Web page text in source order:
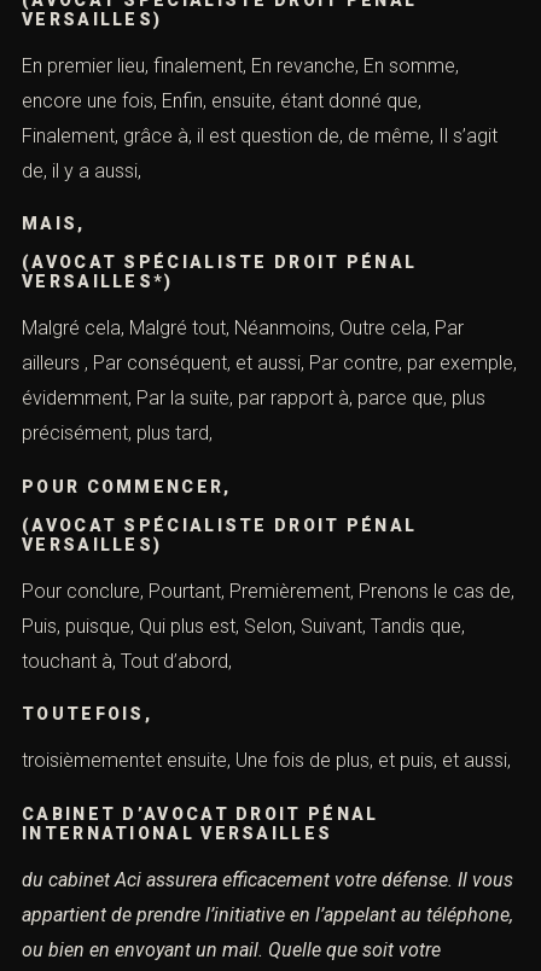
VERSAILLES)
En premier lieu, finalement, En revanche, En somme,
encore une fois, Enfin, ensuite, étant donné que,
Finalement, grâce à, il est question de, de même, Il s’agit
de, il y a aussi,
MAIS,
(AVOCAT SPÉCIALISTE DROIT PÉNAL
VERSAILLES*)
Malgré cela, Malgré tout, Néanmoins, Outre cela, Par
ailleurs , Par conséquent, et aussi, Par contre, par exemple,
évidemment, Par la suite, par rapport à, parce que, plus
précisément, plus tard,
POUR COMMENCER,
(AVOCAT SPÉCIALISTE DROIT PÉNAL
VERSAILLES)
Pour conclure, Pourtant, Premièrement, Prenons le cas de,
Puis, puisque, Qui plus est, Selon, Suivant, Tandis que,
touchant à, Tout d’abord,
TOUTEFOIS,
troisièmementet ensuite, Une fois de plus, et puis, et aussi,
CABINET D’AVOCAT DROIT PÉNAL
INTERNATIONAL VERSAILLES
du cabinet Aci assurera efficacement votre défense. Il vous
appartient de prendre l’initiative en l’appelant au téléphone,
ou bien en envoyant un mail. Quelle que soit votre